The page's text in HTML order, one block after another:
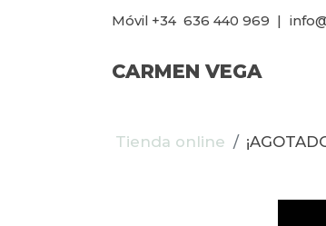
Móvil +34 636 440 969 |
CARMEN VEGA
Tienda online